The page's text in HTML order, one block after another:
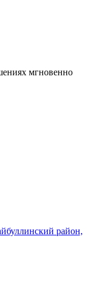
мгновенно
район,